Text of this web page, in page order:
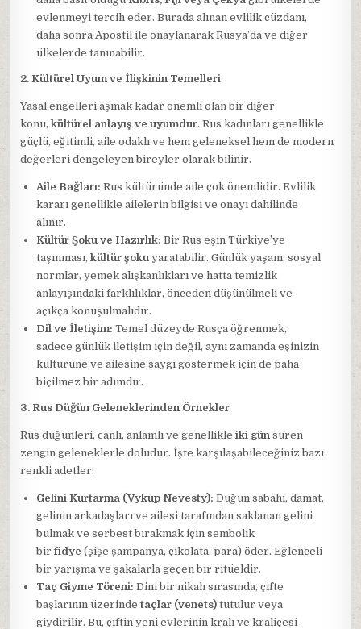
evlenmeyi tercih eder. Burada alınan evlilik cüzdanı,
daha sonra Apostil ile onaylanarak Rusya’da ve diğer
ülkelerde tanınabilir.
2. Kültürel Uyum ve İlişkinin Temelleri
Yasal engelleri aşmak kadar önemli olan bir diğer
konu,kültürel anlayış ve uyumdur. Rus kadınları genellikle
güçlü, eğitimli, aile odaklı ve hem geleneksel hem de modern
değerleri dengeleyen bireyler olarak bilinir.
Aile Bağları: Rus kültüründe aile çok önemlidir. Evlilik
kararı genellikle ailelerin bilgisi ve onayı dahilinde
alınır.
Kültür Şoku ve Hazırlık: Bir Rus eşin Türkiye’ye
taşınması,kültür şoku yaratabilir. Günlük yaşam, sosyal
normlar, yemek alışkanlıkları ve hatta temizlik
anlayışındaki farklılıklar, önceden düşünülmeli ve
açıkça konuşulmalıdır.
Dil ve İletişim: Temel düzeyde Rusça öğrenmek,
sadece günlük iletişim için değil, aynı zamanda eşinizin
kültürüne ve ailesine saygı göstermek için de paha
biçilmez bir adımdır.
3. Rus Düğün Geleneklerinden Örnekler
Rus düğünleri, canlı, anlamlı ve genellikleiki gün süren
zengin geleneklerle doludur. İşte karşılaşabileceğiniz bazı
renkli adetler:
Gelini Kurtarma (Vykup Nevesty): Düğün sabahı, damat,
gelinin arkadaşları ve ailesi tarafından saklanan gelini
bulmak ve serbest bırakmak için sembolik
birfidye (şişe şampanya, çikolata, para) öder. Eğlenceli
bir yarışma ve şakalarla geçen bir ritüeldir.
Taç Giyme Töreni: Dini bir nikah sırasında, çifte
başlarının üzerindetaçlar (venets) tutulur veya
giydirilir. Bu, çiftin yeni evlerinin kralı ve kraliçesi